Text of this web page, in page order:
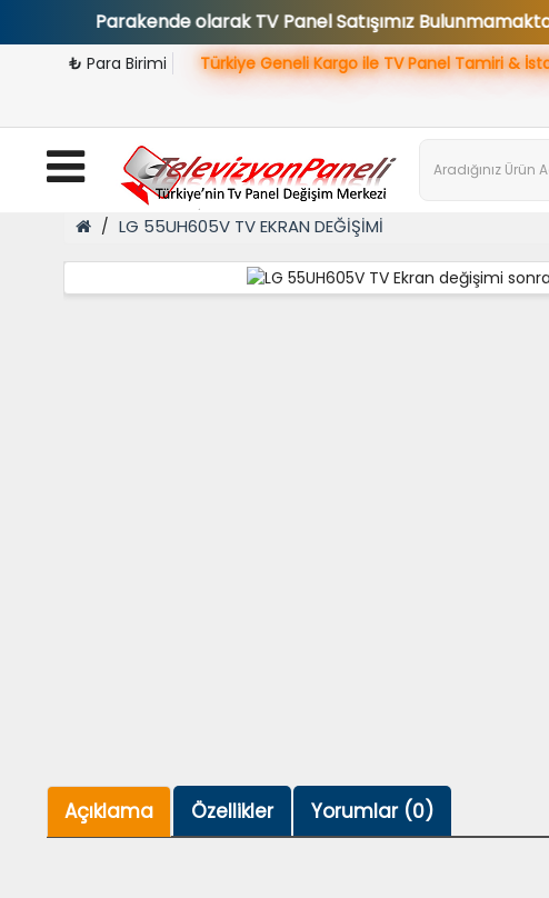
olarak TV Panel Satışımız Bulunmamaktadır.
₺ Para Birimi Türkiye Geneli Kargo ile TV Panel Tamiri &
LG 55UH605V TV EKRAN DEĞİŞİMİ
Açıklama Özellikler Yorumlar (0)